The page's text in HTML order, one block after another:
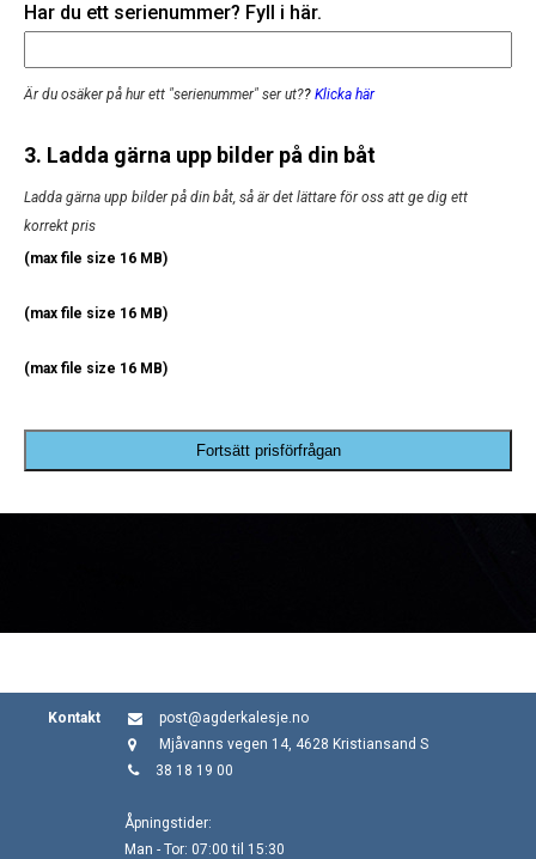
Har du ett serienummer? Fyll i här.
Är du osäker på hur ett "serienummer" ser ut?? Klicka här
3. Ladda gärna upp bilder på din båt
Ladda gärna upp bilder på din båt, så är det lättare för oss att ge dig ett
korrekt pris
(max file size 16 MB)
(max file size 16 MB)
(max file size 16 MB)
Fortsätt prisförfrågan
Kontakt
post@agderkalesje.no
Mjåvanns vegen 14, 4628 Kristiansand S
38 18 19 00
Åpningstider:
Man - Tor: 07:00 til 15:30